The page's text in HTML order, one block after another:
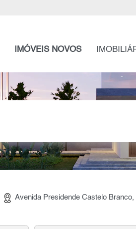
IMÓVEIS NOVOS
Avenida Presidende Castelo